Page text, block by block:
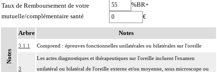
Taux de Remboursement de votre
mutuelle/complémentaire santé
%BR+
€
Notes
Arbre Notes
3.1.1 Comprend : épreuves fonctionnelles unilatérales ou bilatérales sur l'oreille
3
Les actes diagnostiques et thérapeutiques sur l'oreille incluent l'examen
unilatéral ou bilatéral de l'oreille externe et/ou moyenne, sous microscope ou